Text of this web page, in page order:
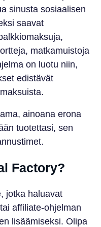
sinusta sosiaalisen
saavat
matkamuistoja
on luotu niin,
edistävät
ainoana erona
tuotettasi, sen
Factory?
jotka haluavat
affiliate-ohjelman
lisäämiseksi. Olipa